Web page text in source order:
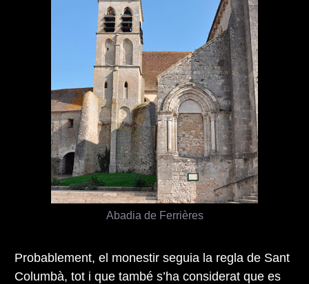
Probablement, el monestir seguia la regla de Sant
Columbà, tot i que també s’ha considerat que es
Abadia de Ferrières